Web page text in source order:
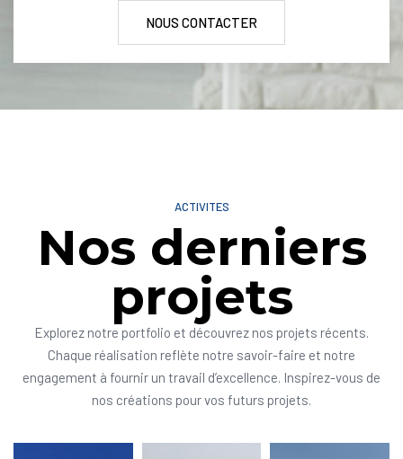
NOUS CONTACTER
ACTIVITES
Nos derniers
projets
Explorez notre portfolio et découvrez nos projets récents.
Chaque réalisation reflète notre savoir-faire et notre
engagement à fournir un travail d’excellence. Inspirez-vous de
nos créations pour vos futurs projets.